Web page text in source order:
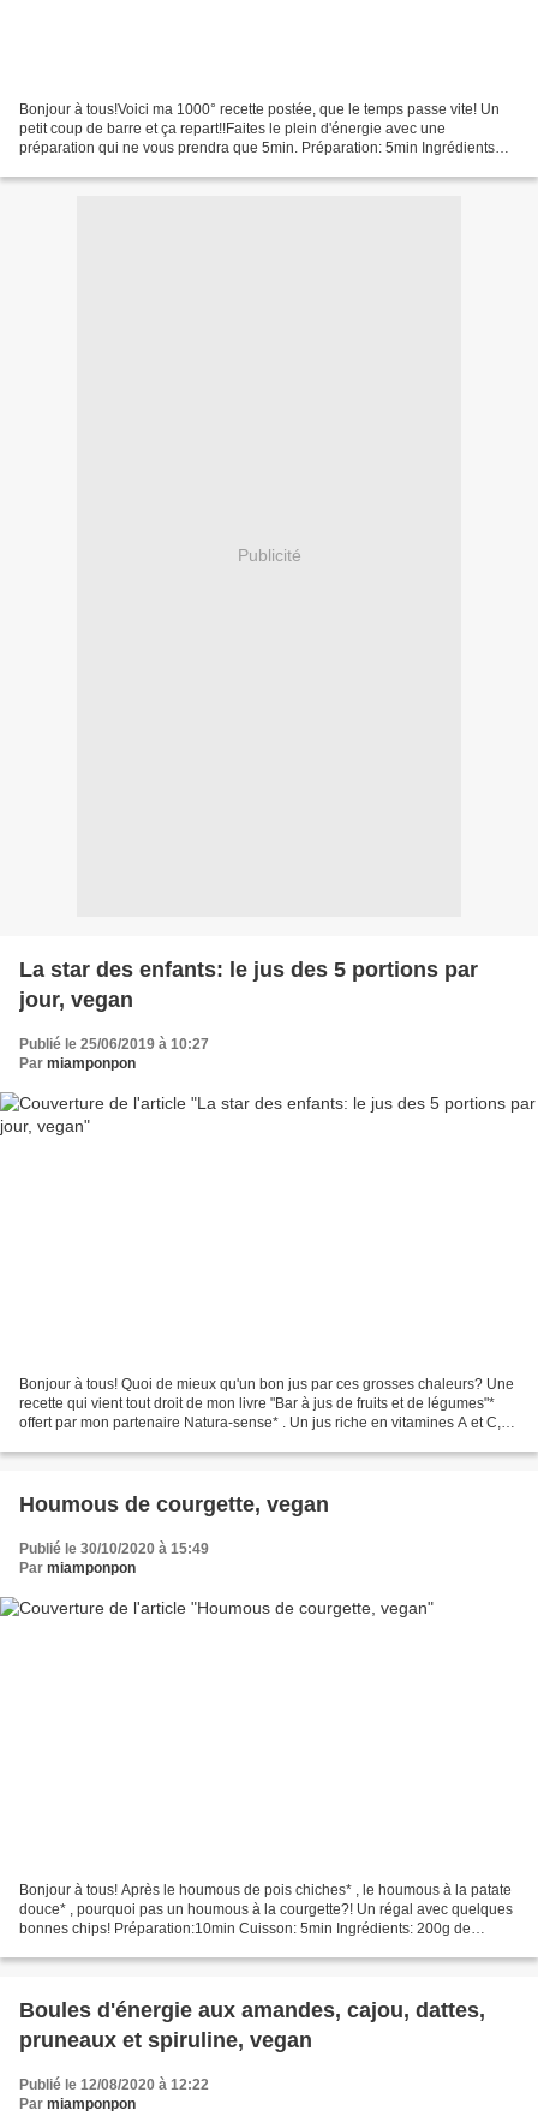
Bonjour à tous!Voici ma 1000° recette postée, que le temps passe vite! Un
petit coup de barre et ça repart!!Faites le plein d'énergie avec une
préparation qui ne vous prendra que 5min. Préparation: 5min Ingrédients
Publicité
La star des enfants: le jus des 5 portions par
jour, vegan
Publié le 25/06/2019 à 10:27
Par miamponpon
Bonjour à tous! Quoi de mieux qu'un bon jus par ces grosses chaleurs? Une
recette qui vient tout droit de mon livre "Bar à jus de fruits et de légumes"*
offert par mon partenaire Natura-sense* . Un jus riche en vitamines A et C,
Houmous de courgette, vegan
Publié le 30/10/2020 à 15:49
Par miamponpon
Bonjour à tous! Après le houmous de pois chiches* , le houmous à la patate
douce* , pourquoi pas un houmous à la courgette?! Un régal avec quelques
bonnes chips! Préparation:10min Cuisson: 5min Ingrédients: 200g de
Boules d'énergie aux amandes, cajou, dattes,
pruneaux et spiruline, vegan
Publié le 12/08/2020 à 12:22
Par miamponpon